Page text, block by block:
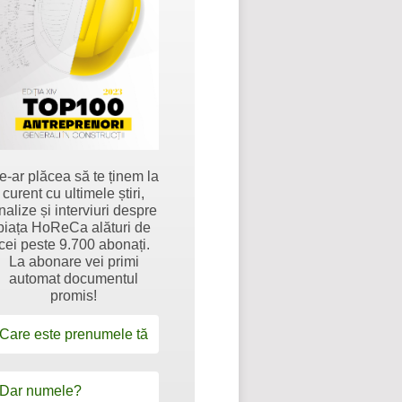
ar plăcea să te ținem la
curent cu ultimele știri,
și interviuri despre
HoReCa alături de
peste 9.700 abonați.
La abonare vei primi
automat documentul
promis!